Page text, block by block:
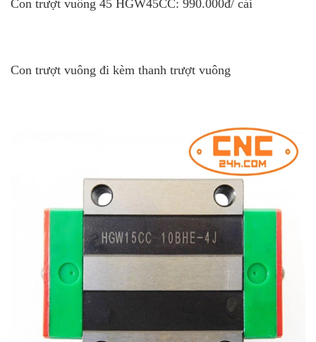
Con trượt vuông 45 HGW45CC: 990.000đ/ cái
Con trượt vuông đi kèm thanh trượt vuông